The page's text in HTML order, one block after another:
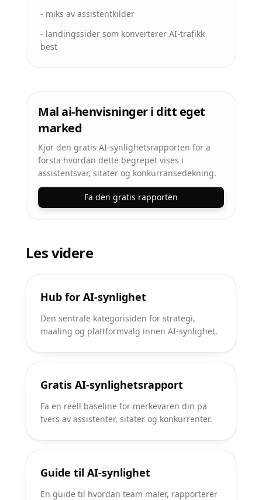
- miks av assistentkilder
- landingssider som konverterer AI-trafikk
best
Mal ai-henvisninger i ditt eget
marked
Kjor den gratis AI-synlighetsrapporten for a
forsta hvordan dette begrepet vises i
assistentsvar, sitater og konkurransedekning.
Fa den gratis rapporten
Les videre
Hub for AI-synlighet
Den sentrale kategorisiden for strategi,
maaling og plattformvalg innen AI-synlighet.
Gratis AI-synlighetsrapport
Fa en reell baseline for merkevaren din pa
tvers av assistenter, sitater og konkurrenter.
Guide til AI-synlighet
En guide til hvordan team maler, rapporterer